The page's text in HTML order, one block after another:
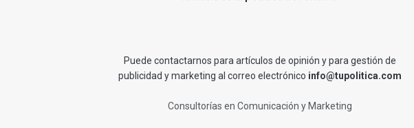
Puede contactarnos para artículos de opinión y para gestión de
publicidad y marketing al correo electrónico info@tupolitica.com
Consultorías en Comunicación y Marketing